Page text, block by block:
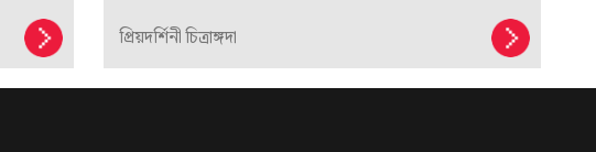
প্রিয়দর্শিনী চিত্রাঙ্গদা